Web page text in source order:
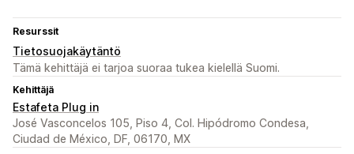
Resurssit
Tietosuojakäytäntö
Tämä kehittäjä ei tarjoa suoraa tukea kielellä Suomi.
Kehittäjä
Estafeta Plug in
José Vasconcelos 105, Piso 4, Col. Hipódromo Condesa,
Ciudad de México, DF, 06170, MX